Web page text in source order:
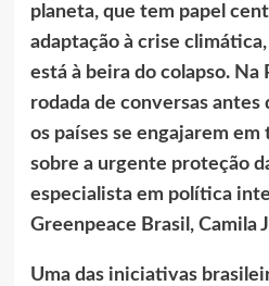
planeta, que tem papel
adaptação à crise
está à beira do colapso. Na
rodada de conversas antes
os países se engajarem
sobre a urgente proteção
especialista em política
Greenpeace Brasil, Camila
Uma das iniciativas